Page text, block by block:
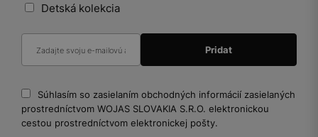
Detská kolekcia
Súhlasím so zasielaním obchodných informácií zasielaných
prostredníctvom WOJAS SLOVAKIA S.R.O. elektronickou
cestou prostredníctvom elektronickej pošty.